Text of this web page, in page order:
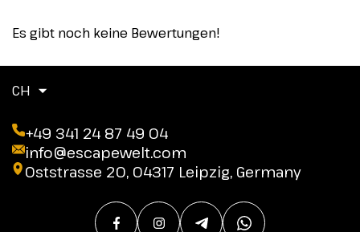
Es gibt noch keine Bewertungen!
CH
+49 341 24 87 49 04
info@escapewelt.com
Oststrasse 20, 04317 Leipzig, Germany